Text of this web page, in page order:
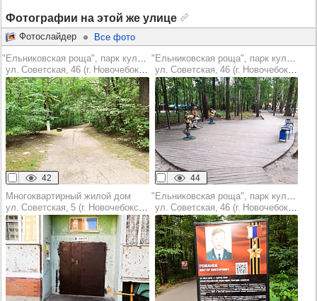
Фотографии на этой же улице
Фотослайдер
Все фото
ул. Советская, 46 (г. Новочебоксарск)
42
ул. Советская, 46 (г. Новочебоксарск)
44
Многоквартирный жилой дом
ул. Советская, 5 (г. Новочебоксарск)
ул. Советская, 46 (г. Новочебоксарск)